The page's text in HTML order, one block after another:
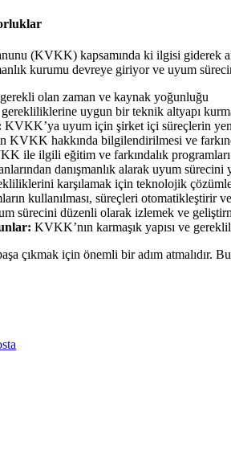
(KVKK) kapsamında ki ilgisi giderek
kurumu devreye giriyor ve uyum
olan zaman ve kaynak yoğunluğu
uygun bir teknik altyapı
KVKK’ya uyum için şirket içi süreçlerin
KVKK hakkında bilgilendirilmesi ve
ile ilgili eğitim ve farkındalık
danışmanlık alarak uyum sürecini
karşılamak için teknolojik
kullanılması, süreçleri otomatikleştirir
sürecini düzenli olarak izlemek ve
KVKK’nın karmaşık yapısı ve
çıkmak için önemli bir adım